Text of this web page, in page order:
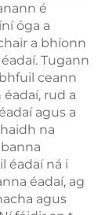
é
óga a
a bhíonn
Tugann
ceann
rud a
agus a
na
éadaí ná i
éadaí, ag
agus